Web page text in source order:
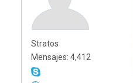
Stratos
Mensajes: 4,412